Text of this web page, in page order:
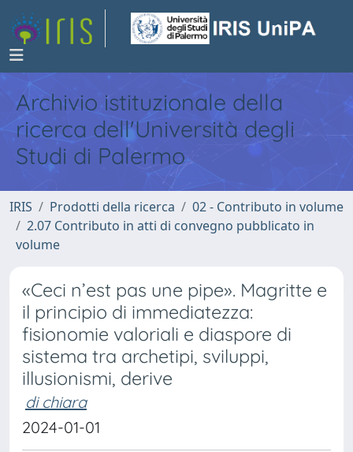
Archivio istituzionale della
ricerca dell'Università degli
Studi di Palermo
IRIS Prodotti della ricerca
02 - Contributo in volume
2.07 Contributo in atti di convegno pubblicato in
volume
«Ceci n’est pas une pipe». Magritte e
il principio di immediatezza:
fisionomie valoriali e diaspore di
sistema tra archetipi, sviluppi,
illusionismi, derive
di chiara
2024-01-01